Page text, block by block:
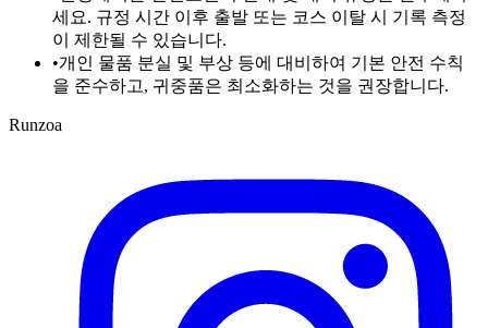
세요. 규정 시간 이후 출발 또는 코스 이탈 시 기록 측정
이 제한될 수 있습니다.
•개인 물품 분실 및 부상 등에 대비하여 기본 안전 수칙
을 준수하고, 귀중품은 최소화하는 것을 권장합니다.
Runzoa